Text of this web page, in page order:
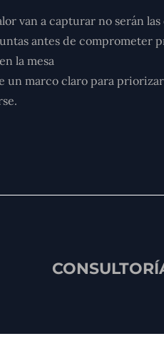
van a capturar no serán
antes de comprometer
la mesa
marco claro para